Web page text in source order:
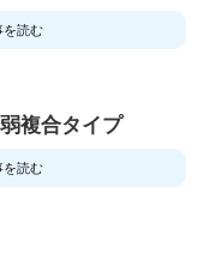
を読む
複合タイプ
を読む